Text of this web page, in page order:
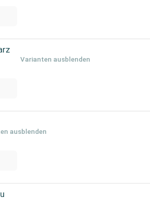
Varianten ausblenden
ausblenden